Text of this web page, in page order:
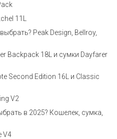
11L
Peak Design, Bellroy,
Backpack 18L и сумки Dayfarer
Second Edition 16L и Classic
V2
в 2025? Кошелек, сумка,
V4